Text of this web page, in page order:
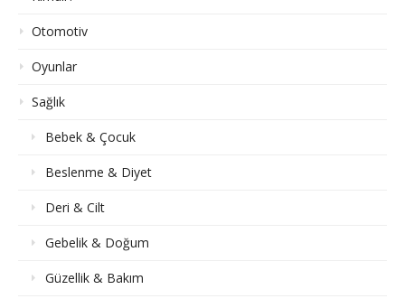
Otomotiv
Oyunlar
Sağlık
Bebek & Çocuk
Beslenme & Diyet
Deri & Cilt
Gebelik & Doğum
Güzellik & Bakım